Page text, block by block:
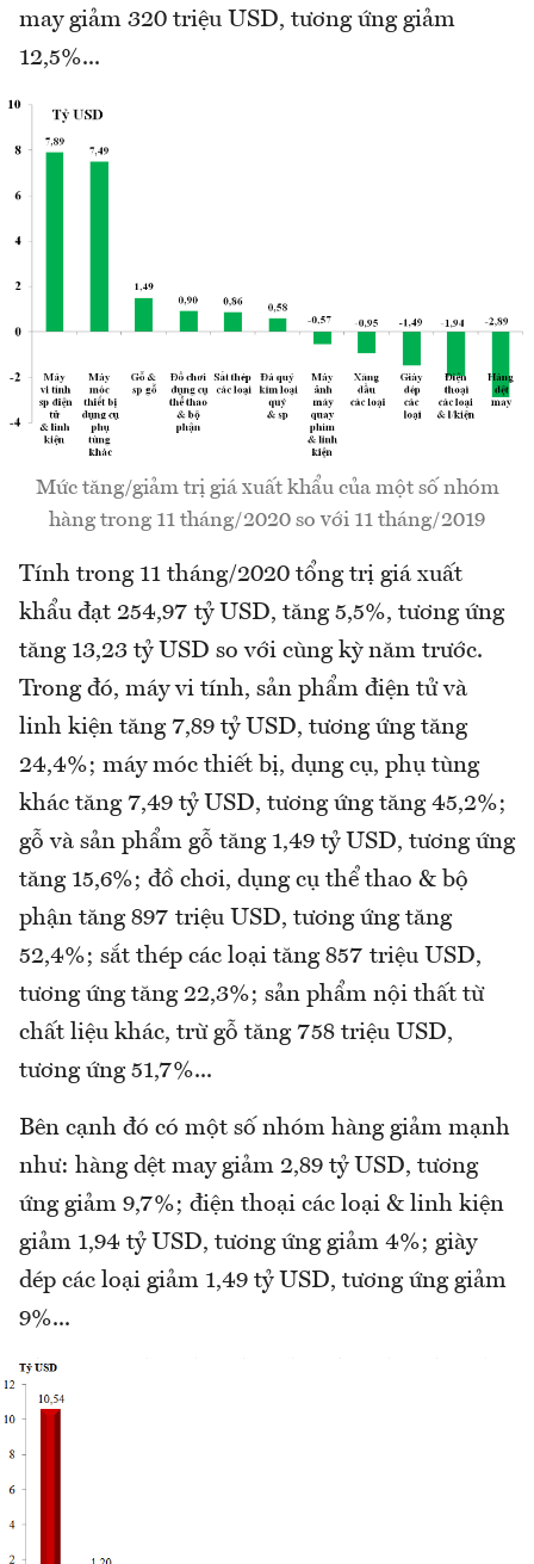
may giảm 320 triệu USD, tương ứng giảm
12,5%...
Mức tăng/giảm trị giá xuất khẩu của một số nhóm
hàng trong 11 tháng/2020 so với 11 tháng/2019
Tính trong 11 tháng/2020 tổng trị giá xuất
khẩu đạt 254,97 tỷ USD, tăng 5,5%, tương ứng
tăng 13,23 tỷ USD so với cùng kỳ năm trước.
Trong đó, máy vi tính, sản phẩm điện tử và
linh kiện tăng 7,89 tỷ USD, tương ứng tăng
24,4%; máy móc thiết bị, dụng cụ, phụ tùng
khác tăng 7,49 tỷ USD, tương ứng tăng 45,2%;
gỗ và sản phẩm gỗ tăng 1,49 tỷ USD, tương ứng
tăng 15,6%; đồ chơi, dụng cụ thể thao & bộ
phận tăng 897 triệu USD, tương ứng tăng
52,4%; sắt thép các loại tăng 857 triệu USD,
tương ứng tăng 22,3%; sản phẩm nội thất từ
chất liệu khác, trừ gỗ tăng 758 triệu USD,
tương ứng 51,7%...
Bên cạnh đó có một số nhóm hàng giảm mạnh
như: hàng dệt may giảm 2,89 tỷ USD, tương
ứng giảm 9,7%; điện thoại các loại & linh kiện
giảm 1,94 tỷ USD, tương ứng giảm 4%; giày
dép các loại giảm 1,49 tỷ USD, tương ứng giảm
9%...